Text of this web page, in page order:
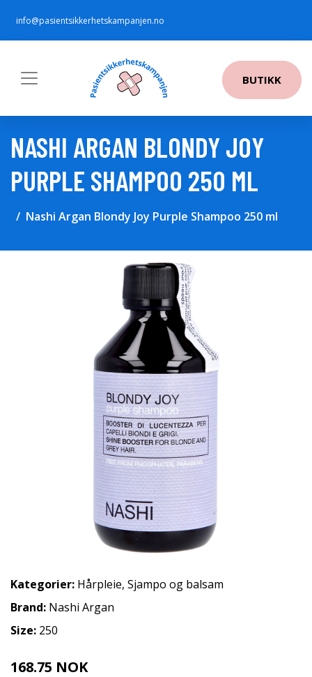
info@pasientsikkerhetskampanjen.no
BUTIKK
NASHI ARGAN BLONDY JOY
PURPLE SHAMPOO 250 ML
Nashi Argan Blondy Joy Purple Shampoo 250 ml
Kategorier: Hårpleie, Sjampo og balsam
Brand: Nashi Argan
Size: 250
168.75 NOK